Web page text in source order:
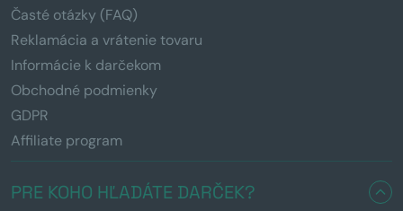
Časté otázky (FAQ)
Reklamácia a vrátenie tovaru
Informácie k darčekom
Obchodné podmienky
GDPR
Affiliate program
PRE KOHO HĽADÁTE DARČEK?